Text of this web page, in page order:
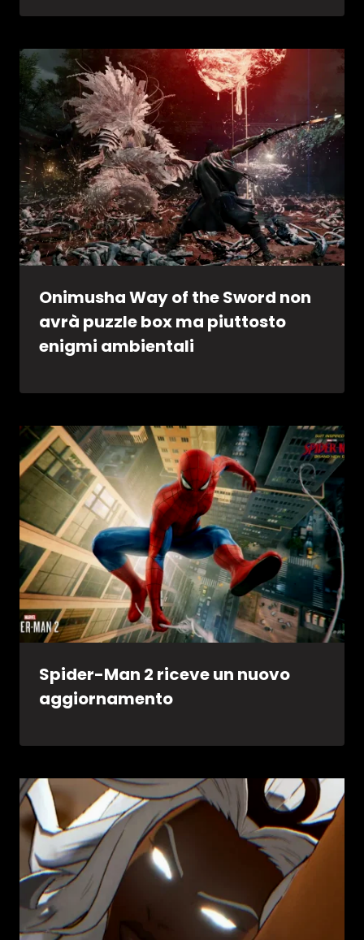
Onimusha Way of the Sword non
avrà puzzle box ma piuttosto
enigmi ambientali
Spider-Man 2 riceve un nuovo
aggiornamento